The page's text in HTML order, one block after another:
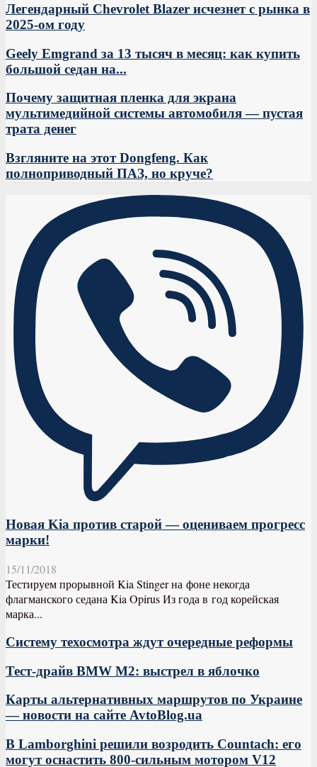
Легендарный Chevrolet Blazer исчезнет с рынка в
2025-ом году
Geely Emgrand за 13 тысяч в месяц: как купить
большой седан на...
Почему защитная пленка для экрана
мультимедийной системы автомобиля — пустая
трата денег
Взгляните на этот Dongfeng. Как
полноприводный ПАЗ, но круче?
Новая Kia против старой — оцениваем прогресс
марки!
15/11/2018
Тестируем прорывной Kia Stinger на фоне некогда
флагманского седана Kia Opirus Из года в год корейская
марка...
Систему техосмотра ждут очередные реформы
Тест-драйв BMW М2: выстрел в яблочко
Карты альтернативных маршрутов по Украине
— новости на сайте AvtoBlog.ua
В Lamborghini решили возродить Countach: его
могут оснастить 800-сильным мотором V12